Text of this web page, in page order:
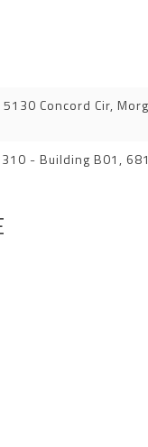
Concord Cir,
- Building B01,